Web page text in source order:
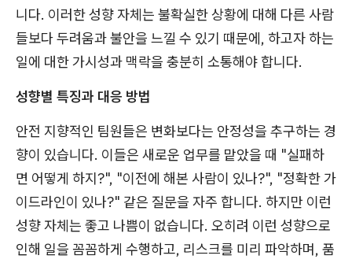
니다. 이러한 성향 자체는 불확실한 상황에 대해 다른 사람
들보다 두려움과 불안을 느낄 수 있기 때문에, 하고자 하는
일에 대한 가시성과 맥락을 충분히 소통해야 합니다.
성향별 특징과 대응 방법
안전 지향적인 팀원들은 변화보다는 안정성을 추구하는 경
향이 있습니다. 이들은 새로운 업무를 맡았을 때 "실패하
면 어떻게 하지?", "이전에 해본 사람이 있나?", "정확한 가
이드라인이 있나?" 같은 질문을 자주 합니다. 하지만 이런
성향 자체는 좋고 나쁨이 없습니다. 오히려 이런 성향으로
인해 일을 꼼꼼하게 수행하고, 리스크를 미리 파악하며, 품